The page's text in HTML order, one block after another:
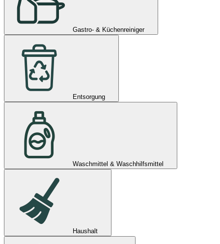
Gastro- & Küchenreiniger
Entsorgung
Waschmittel & Waschhilfsmittel
Haushalt